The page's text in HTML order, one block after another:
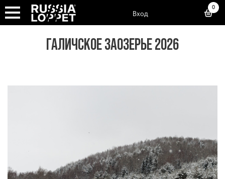
Вход
0
ГАЛИЧСКОЕ ЗАОЗЕРЬЕ 2026